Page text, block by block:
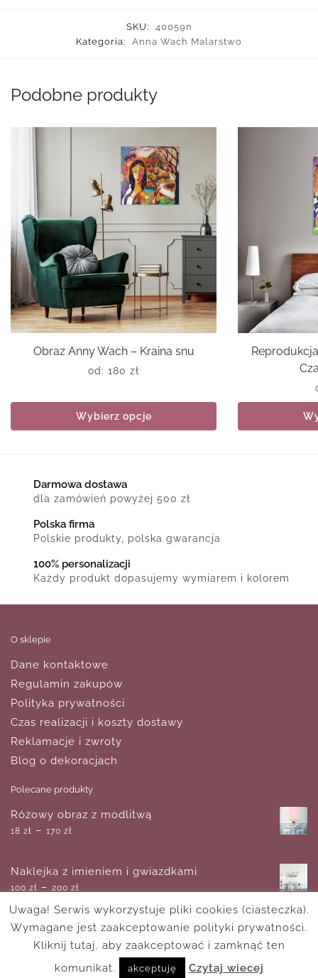
SKU:
40059n
Kategoria:
Anna Wach Malarstwo
Podobne produkty
Obraz Anny Wach – Kraina snu
od: 180 zł
Wybierz opcje
Darmowa dostawa
dla zamówień powyżej 500 zł
Polska firma
Polskie produkty, polska gwarancja
100% personalizacji
Każdy produkt dopasujemy wymiarem i kolorem
O sklepie
Dane kontaktowe
Regulamin zakupów
Polityka prywatności
Czas realizacji i koszty dostawy
Reklamacje i zwroty
Blog o dekoracjach
Polecane produkty
Różowy obraz z modlitwą
18 zł – 170 zł
Naklejka z imieniem i gwiazdkami
100 zł – 200 zł
Dziecięcy plakat z cyferkami i piórami
– 170 zł
Uwaga! Serwis wykorzystuje pliki cookies (ciasteczka).
Wymagane jest zaakceptowanie polityki prywatności.
Kliknij tutaj, aby zaakceptować i zamknąć ten
komunikat.
akceptuję Czytaj wiecej